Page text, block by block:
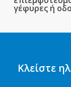
γέφυρες ή
Κλείστε